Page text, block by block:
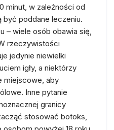
minut, w zależności od
być poddane leczeniu.
– wiele osób obawia się,
rzeczywistości
jedynie niewielki
igły, a niektórzy
miejscowe, aby
Inne pytanie
granicy
stosować botoks,